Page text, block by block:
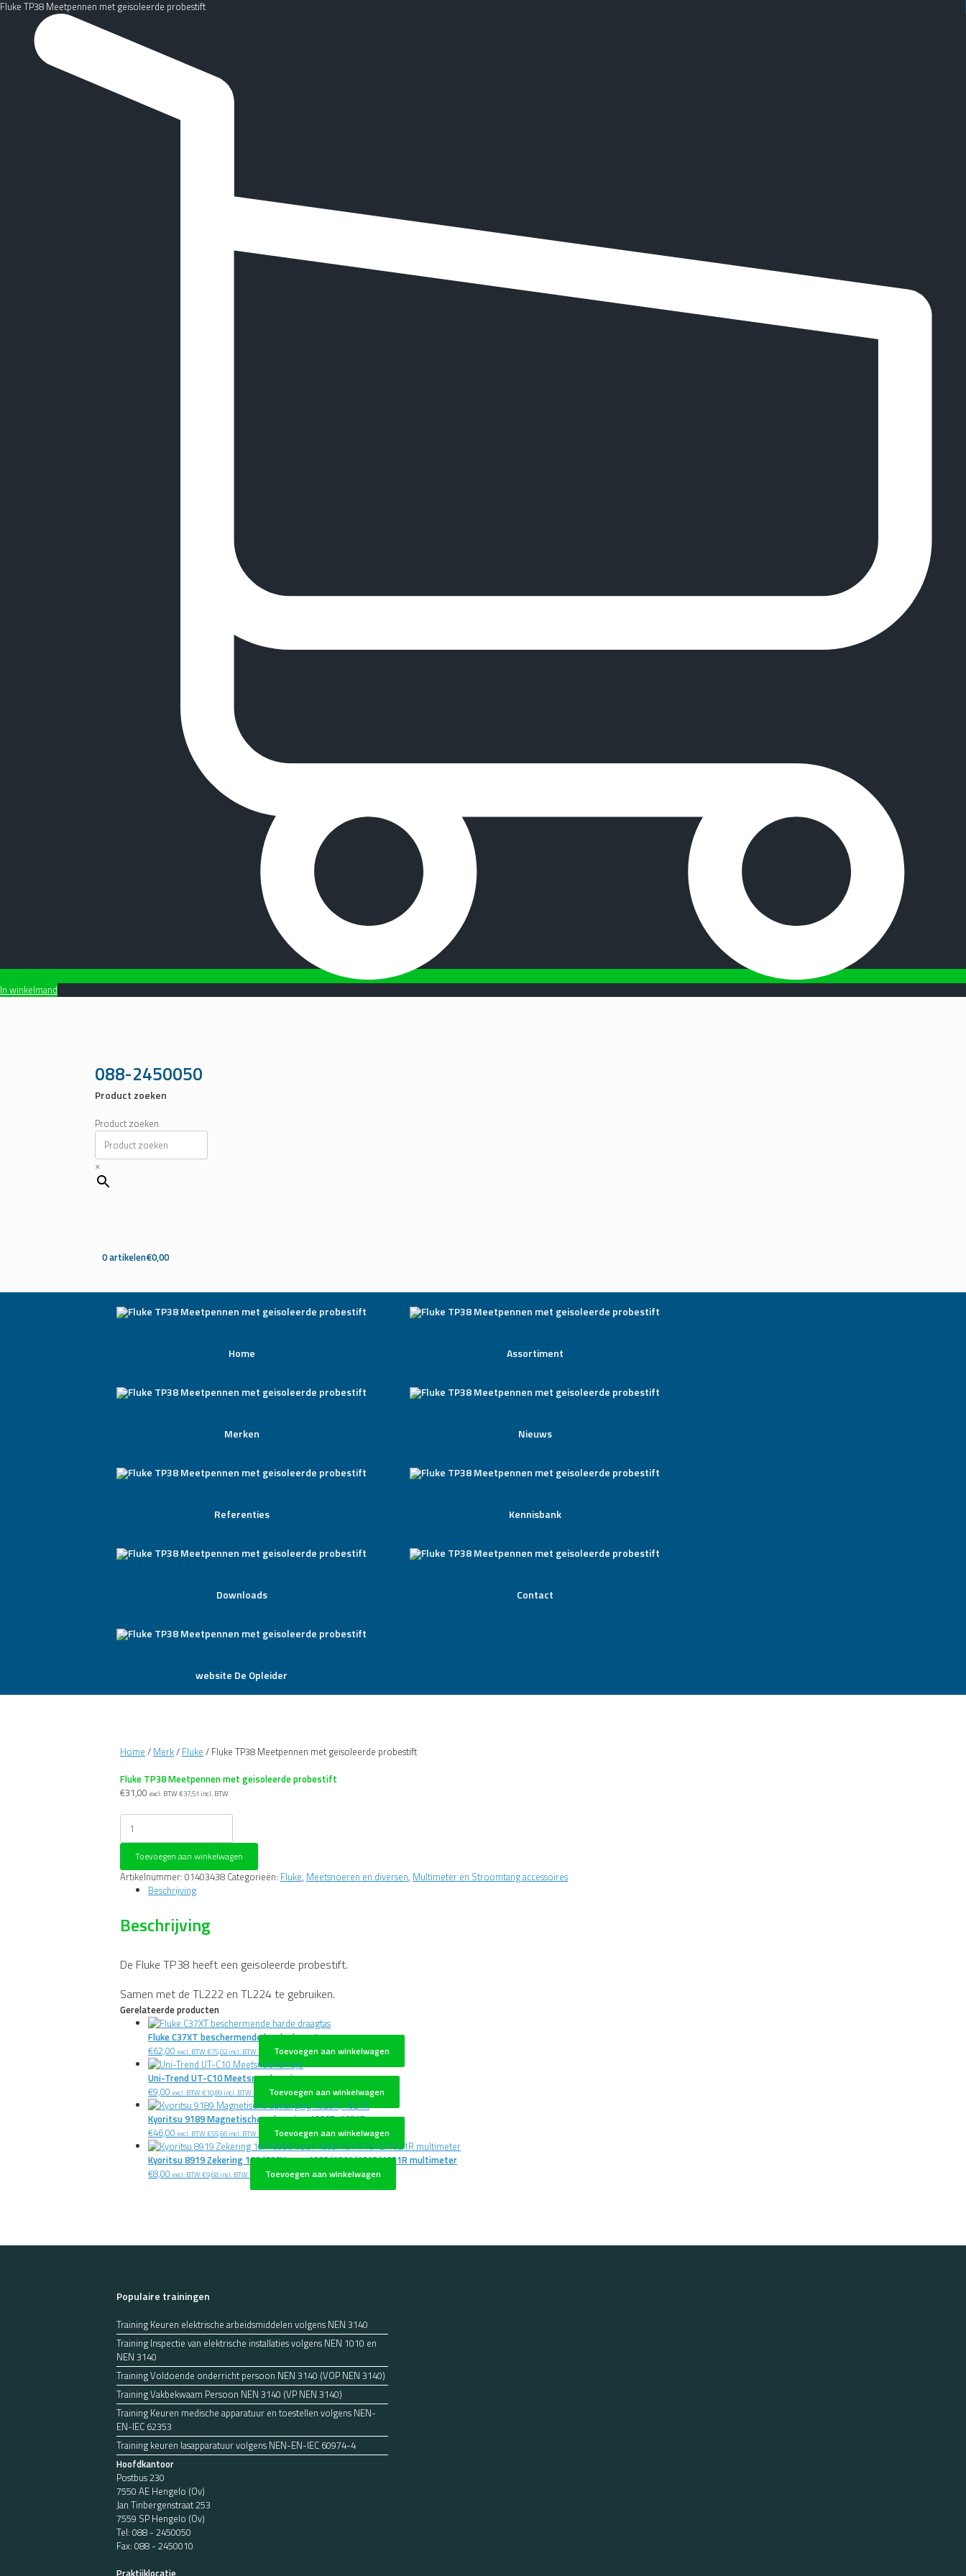
Fluke TP38 Meetpennen met geisoleerde probestift
In winkelmand
088-2450050
Product zoeken
Product zoeken
×
0 artikelen€0,00
Home Assortiment
Merken Nieuws
Referenties Kennisbank
Downloads Contact
website De Opleider
Home / Merk/ Fluke / Fluke TP38 Meetpennen met geisoleerde probestift
Fluke TP38 Meetpennen met geisoleerde probestift
€31,00 excl. BTW €37,51 incl. BTW
Fluke
TP38
Meetpennen
geisoleerde
probestift
Toevoegen aan winkelwagen
Artikelnummer: 01403438 Categorieën: Fluke, Meetsnoeren en diversen, Multimeter en Stroomtang accessoires
Beschrijving
Beschrijving
De Fluke TP38 heeft een geisoleerde probestift.
Samen met de TL222 en TL224 te gebruiken.
Gerelateerde producten
Fluke C37XT beschermende harde draagtas
€62,00 excl. BTW €75,02 incl. BTW Toevoegen aan winkelwagen
Uni-Trend UT-C10 Meetsnoerlampje
€9,00 excl. BTW €10,89 incl. BTW Toevoegen aan winkelwagen
Kyoritsu 9189 Magnetische ophanging 1020R, 1021R
€46,00 excl. BTW €55,66 incl. BTW Toevoegen aan winkelwagen
Kyoritsu 8919 Zekering 10A/600V voor 1009/1011/1012/1021R multimeter
€8,00 excl. BTW €9,68 incl. BTW Toevoegen aan winkelwagen
Populaire trainingen
Training Keuren elektrische arbeidsmiddelen volgens NEN 3140
Training Inspectie van elektrische installaties volgens NEN 1010 en
NEN 3140
Training Voldoende onderricht persoon NEN 3140 (VOP NEN 3140)
Training Vakbekwaam Persoon NEN 3140 (VP NEN 3140)
Training Keuren medische apparatuur en toestellen volgens NEN-
EN-IEC 62353
Training keuren lasapparatuur volgens NEN-EN-IEC 60974-4
Hoofdkantoor
Postbus 230
7550 AE Hengelo (Ov)
Jan Tinbergenstraat 253
7559 SP Hengelo (Ov)
Tel: 088 - 2450050
Fax: 088 - 2450010
Praktijklocatie